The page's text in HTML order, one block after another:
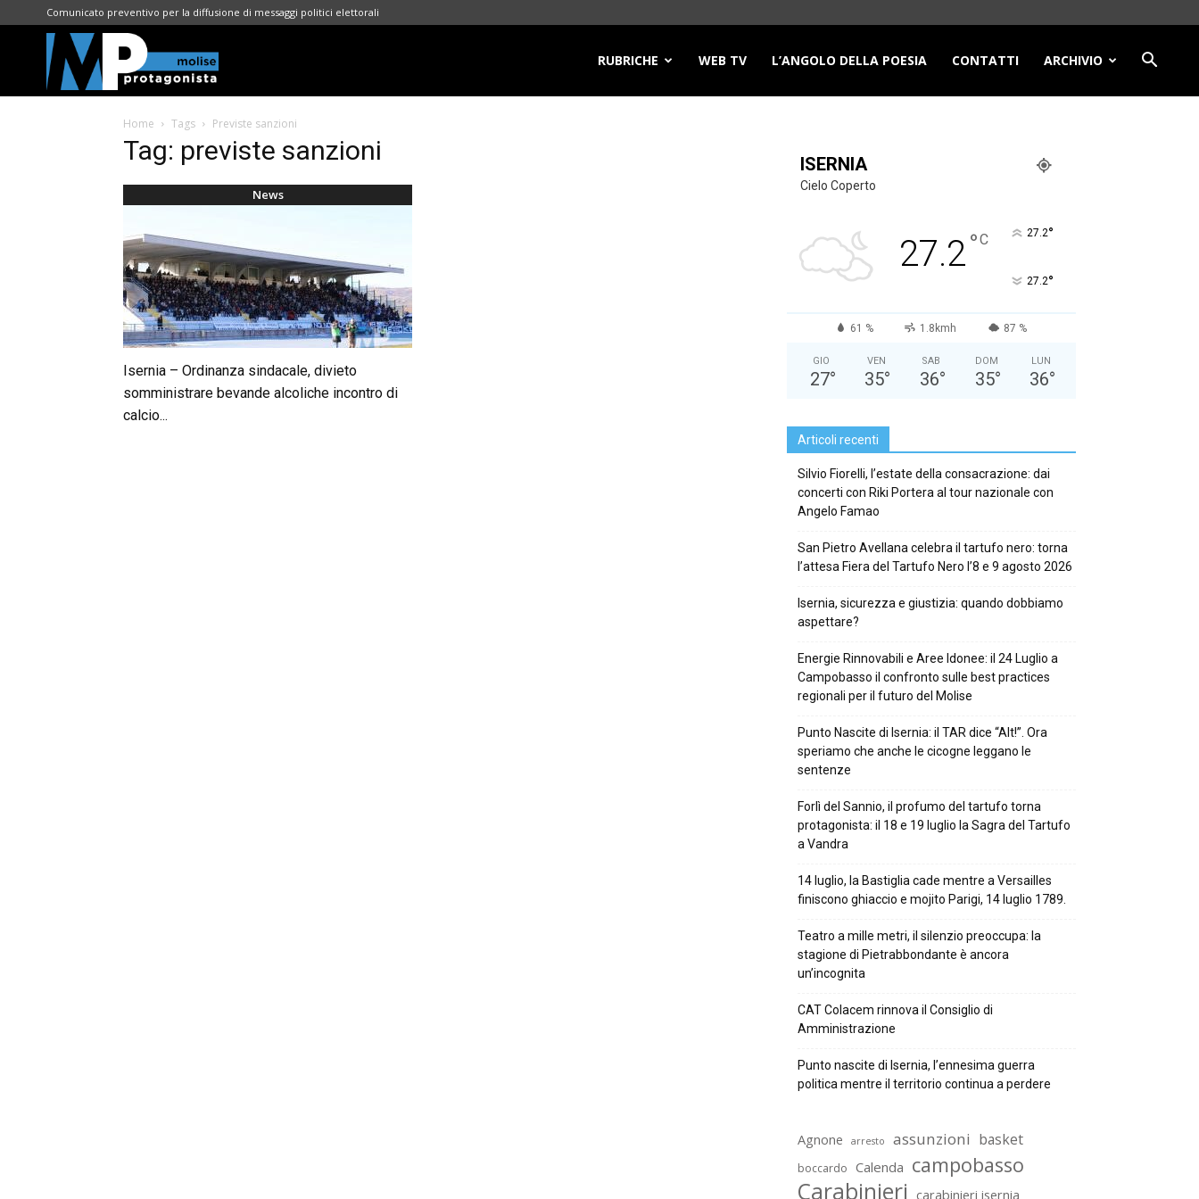
Comunicato preventivo per la diffusione di messaggi politici elettorali
Protagonista
RUBRICHE WEB TV L’ANGOLO DELLA POESIA CONTATTI ARCHIVIO
Home Tags Previste sanzioni
Tag: previste sanzioni
News
Isernia – Ordinanza sindacale, divieto
somministrare bevande alcoliche incontro di
calcio...
ISERNIA
Cielo Coperto
27.2°C 27.2°
27.2°
61 % 1.8kmh 87 %
GIO
27°
VEN
35°
SAB
36°
DOM
35°
LUN
36°
Articoli recenti
Silvio Fiorelli, l’estate della consacrazione: dai
concerti con Riki Portera al tour nazionale con
Angelo Famao
San Pietro Avellana celebra il tartufo nero: torna
l’attesa Fiera del Tartufo Nero l’8 e 9 agosto 2026
Isernia, sicurezza e giustizia: quando dobbiamo
aspettare?
Energie Rinnovabili e Aree Idonee: il 24 Luglio a
Campobasso il confronto sulle best practices
regionali per il futuro del Molise
Punto Nascite di Isernia: il TAR dice “Alt!”. Ora
speriamo che anche le cicogne leggano le
sentenze
Forlì del Sannio, il profumo del tartufo torna
protagonista: il 18 e 19 luglio la Sagra del Tartufo
a Vandra
14 luglio, la Bastiglia cade mentre a Versailles
finiscono ghiaccio e mojito Parigi, 14 luglio 1789.
Teatro a mille metri, il silenzio preoccupa: la
stagione di Pietrabbondante è ancora
un’incognita
CAT Colacem rinnova il Consiglio di
Amministrazione
Punto nascite di Isernia, l’ennesima guerra
politica mentre il territorio continua a perdere
Agnone arresto assunzioni basket
boccardo Calenda campobasso
Carabinieri carabinieri isernia